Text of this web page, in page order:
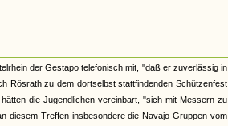
der Gestapo telefonisch mit, "daß er zuverlässig in
Rösrath zu dem dortselbst stattfindenden Schützenfest
die Jugendlichen vereinbart, "sich mit Messern zu
diesem Treffen insbesondere die Navajo-Gruppen vom